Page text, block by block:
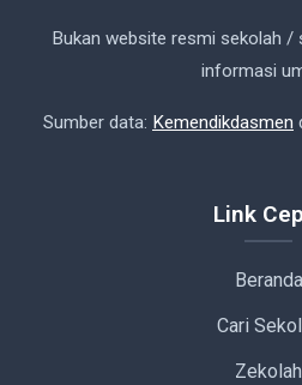
Bukan website resmi sekolah /
informasi
Sumber data: Kemendikdasmen
Link
Beranda
Cari
Zekolah